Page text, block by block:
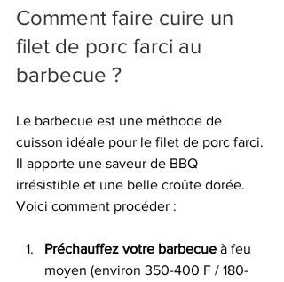
Comment faire cuire un
filet de porc farci au
barbecue ?
Le barbecue est une méthode de
cuisson idéale pour le filet de porc farci.
Il apporte une saveur de BBQ
irrésistible et une belle croûte dorée.
Voici comment procéder :
Préchauffez votre barbecue à feu
moyen (environ 350-400 F / 180-